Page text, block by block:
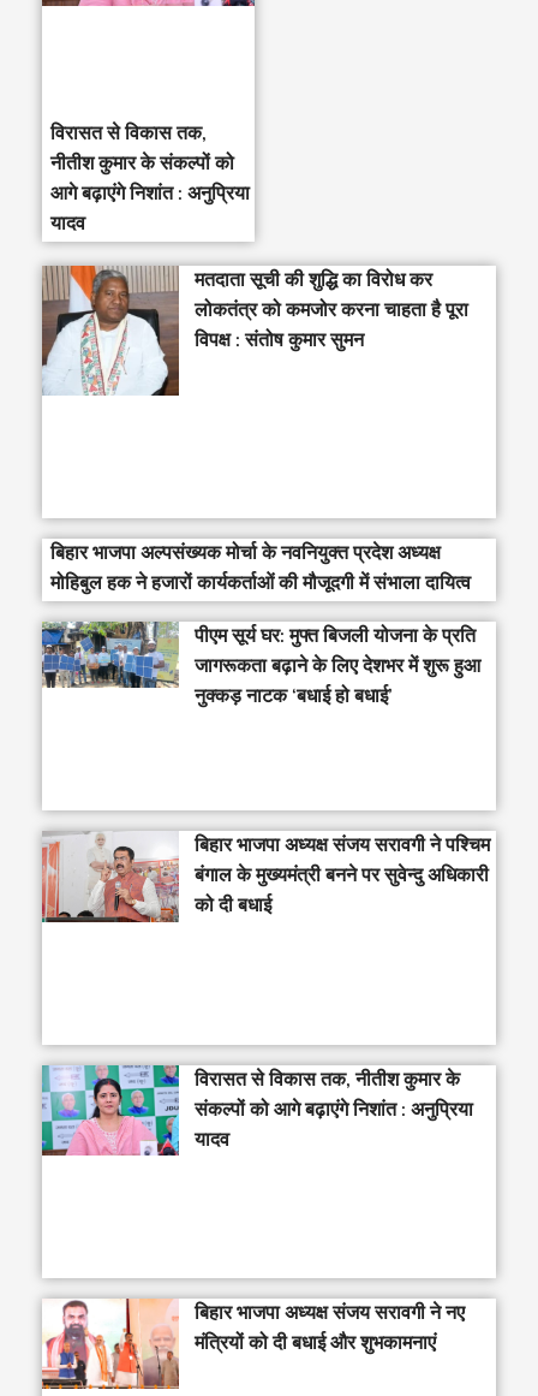
विरासत से विकास तक,
नीतीश कुमार के संकल्पों को
आगे बढ़ाएंगे निशांत : अनुप्रिया
यादव
मतदाता सूची की शुद्धि का विरोध कर
लोकतंत्र को कमजोर करना चाहता है पूरा
विपक्ष : संतोष कुमार सुमन
बिहार भाजपा अल्पसंख्यक मोर्चा के नवनियुक्त प्रदेश अध्यक्ष
मोहिबुल हक ने हजारों कार्यकर्ताओं की मौजूदगी में संभाला दायित्व
पीएम सूर्य घर: मुफ्त बिजली योजना के प्रति
जागरूकता बढ़ाने के लिए देशभर में शुरू हुआ
नुक्कड़ नाटक ‘बधाई हो बधाई’
‎बिहार भाजपा अध्यक्ष संजय सरावगी ने पश्चिम
बंगाल के मुख्यमंत्री बनने पर सुवेन्दु अधिकारी
को दी बधाई
विरासत से विकास तक, नीतीश कुमार के
संकल्पों को आगे बढ़ाएंगे निशांत : अनुप्रिया
यादव
बिहार भाजपा अध्यक्ष संजय सरावगी ने नए
मंत्रियों को दी बधाई और शुभकामनाएं